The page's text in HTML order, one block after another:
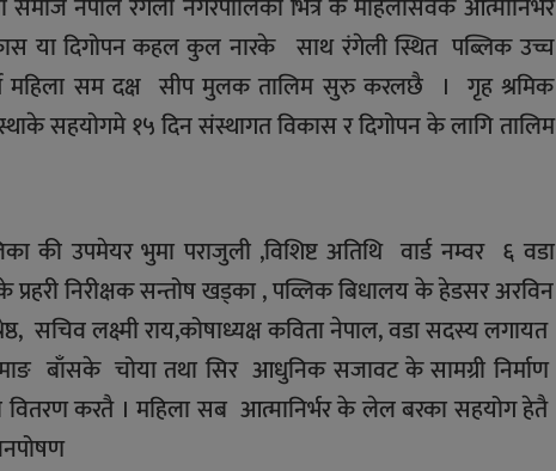
नेपाल रंगेली नगरपालिका भित्र के महिलासवके आत्मानिर्भर
या दिगोपन कहल कुल नारके साथ रंगेली स्थित पब्लिक उच्च
महिला सम दक्ष सीप मुलक तालिम सुरु करलछै । गृह श्रमिक
सहयोगमे १५ दिन संस्थागत विकास र दिगोपन के लागि तालिम
की उपमेयर भुमा पराजुली ,विशिष्ट अतिथि वार्ड नम्वर ६ वडा
निरीक्षक सन्तोष खड्का , पव्लिक बिधालय के हेडसर अरविन
सचिव लक्ष्मी राय,कोषाध्यक्ष कविता नेपाल, वडा सदस्य लगायत
बाँसके चोया तथा सिर आधुनिक सजावट के सामग्री निर्माण
वितरण करतै । महिला सब आत्मानिर्भर के लेल बरका सहयोग हेतै